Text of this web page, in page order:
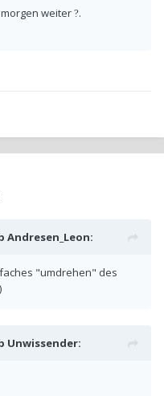
weiter ?.
Andresen_Leon:
"umdrehen" des
Unwissender: